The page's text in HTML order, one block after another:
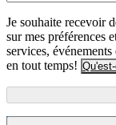
Je souhaite recevoir
sur mes préférences
services,
en tout temps!